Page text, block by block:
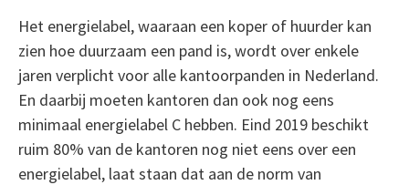
Het energielabel, waaraan een koper of huurder kan
zien hoe duurzaam een pand is, wordt over enkele
jaren verplicht voor alle kantoorpanden in Nederland.
En daarbij moeten kantoren dan ook nog eens
minimaal energielabel C hebben. Eind 2019 beschikt
ruim 80% van de kantoren nog niet eens over een
energielabel, laat staan dat aan de norm van